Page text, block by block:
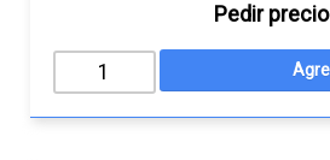
Pedir precio